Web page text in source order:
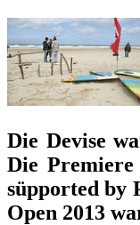
Die Devise
Die Premiere
süpported by
Open 2013